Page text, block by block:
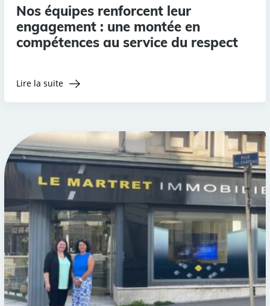
Nos équipes renforcent leur
engagement : une montée en
compétences au service du respect
Lire la suite